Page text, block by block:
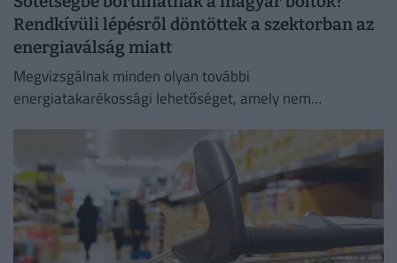
Rendkívüli lépésről döntöttek a szektorban az
energiaválság miatt
Megvizsgálnak minden olyan további
energiatakarékossági lehetőséget, amely nem
zökkenőmentes kiszolgálását.